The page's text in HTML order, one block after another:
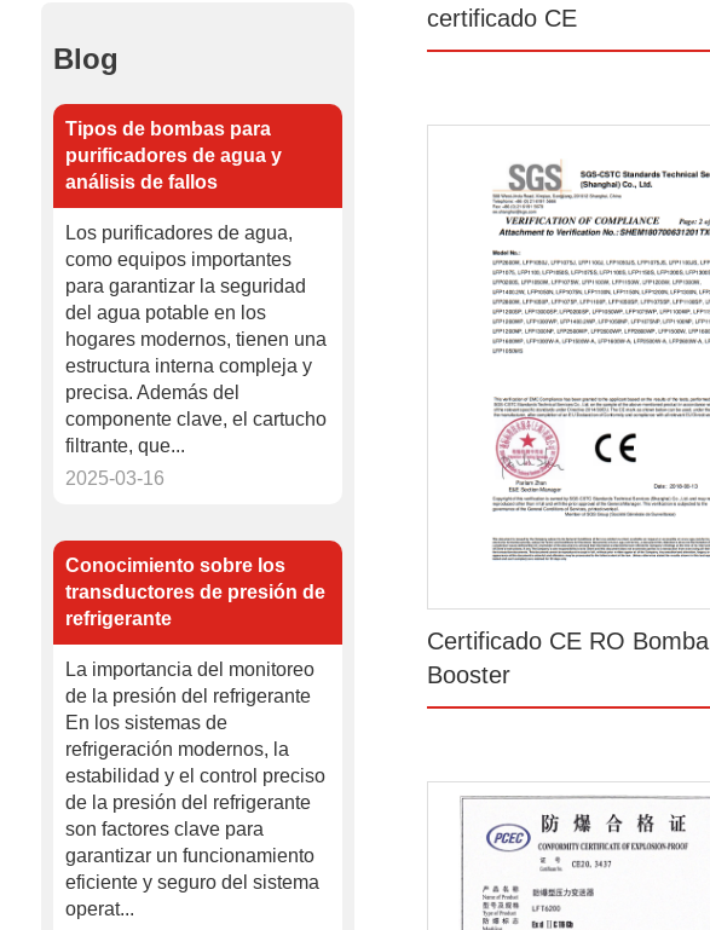
Blog
Tipos de bombas para
purificadores de agua y
análisis de fallos
Los purificadores de agua,
como equipos importantes
para garantizar la seguridad
del agua potable en los
hogares modernos, tienen una
estructura interna compleja y
precisa. Además del
componente clave, el cartucho
filtrante, que...
2025-03-16
Conocimiento sobre los
transductores de presión de
refrigerante
La importancia del monitoreo
de la presión del refrigerante
En los sistemas de
refrigeración modernos, la
estabilidad y el control preciso
de la presión del refrigerante
son factores clave para
garantizar un funcionamiento
eficiente y seguro del sistema
operat...
certificado CE
Certificado CE RO Bomba
Booster